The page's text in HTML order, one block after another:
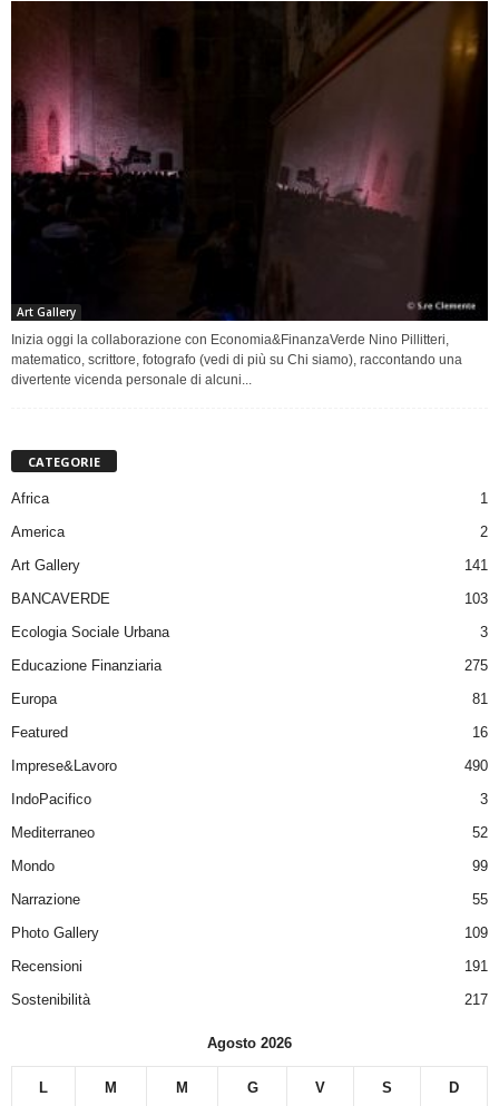
Art Gallery
Inizia oggi la collaborazione con Economia&FinanzaVerde Nino Pillitteri,
matematico, scrittore, fotografo (vedi di più su Chi siamo), raccontando una
divertente vicenda personale di alcuni...
CATEGORIE
Africa
1
America
2
Art Gallery
141
BANCAVERDE
103
Ecologia Sociale Urbana
3
Educazione Finanziaria
275
Europa
81
Featured
16
Imprese&Lavoro
490
IndoPacifico
3
Mediterraneo
52
Mondo
99
Narrazione
55
Photo Gallery
109
Recensioni
191
Sostenibilità
217
Agosto 2026
L M M G V S D